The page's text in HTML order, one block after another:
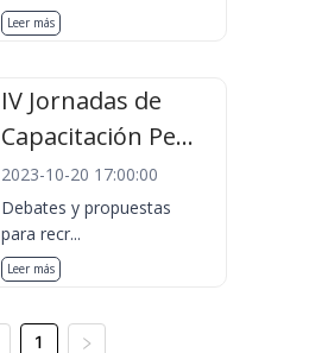
Leer más
IV Jornadas de
Capacitación Pe...
2023-10-20 17:00:00
Debates y propuestas
para recr...
Leer más
1